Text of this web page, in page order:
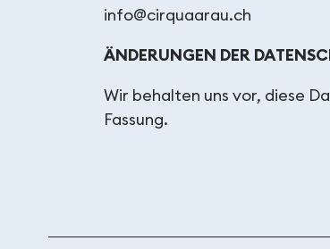
info@cirquaarau.ch
ÄNDERUNGEN DER
Wir behalten uns vor, diese
Fassung.